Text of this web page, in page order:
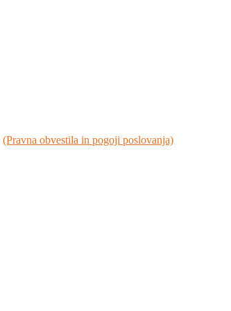
(Pravna obvestila in pogoji poslovanja)